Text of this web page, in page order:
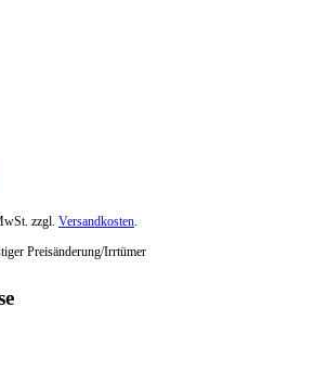
zzgl. Versandkosten
Preisänderung/Irrtümer